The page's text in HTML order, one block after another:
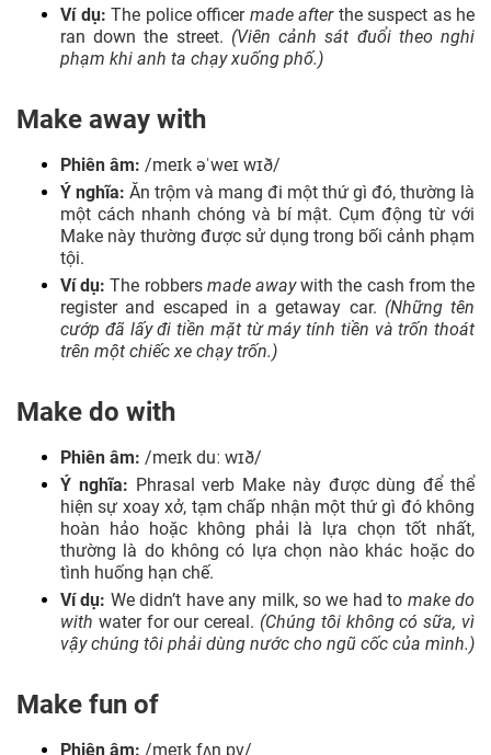
Ví dụ: The police officer made afterthe suspect as he
ran down the street. (Viên cảnh sát đuổi theo nghi
phạm khi anh ta chạy xuống phố.)
Make away with
​​Phiên âm: /meɪk əˈweɪ wɪð/
Ý nghĩa: Ăn trộm và mang đi một thứ gì đó, thường là
một cách nhanh chóng và bí mật. Cụm động từ với
Make này thường được sử dụng trong bối cảnh phạm
tội.
Ví dụ: The robbers made awaywith the cash from the
register and escaped in a getaway car. (Những tên
cướp đã lấy đi tiền mặt từ máy tính tiền và trốn thoát
trên một chiếc xe chạy trốn.)
Make do with
Phiên âm: /meɪk duː wɪð/
Ý nghĩa: Phrasal verb Make này được dùng để thể
hiện sự xoay xở, tạm chấp nhận một thứ gì đó không
hoàn hảo hoặc không phải là lựa chọn tốt nhất,
thường là do không có lựa chọn nào khác hoặc do
tình huống hạn chế.
Ví dụ: We didn’t have any milk, so we had to make do
with water for our cereal. (Chúng tôi không có sữa, vì
vậy chúng tôi phải dùng nước cho ngũ cốc của mình.)
Make fun of
Phiên âm: /meɪk fʌn ɒv/